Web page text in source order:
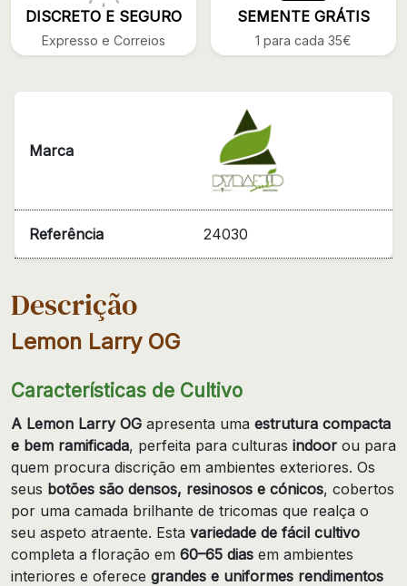
DISCRETO E SEGURO
Expresso e Correios
SEMENTE GRÁTIS
1 para cada 35€
Marca
Referência 24030
Descrição
Lemon Larry OG
Características de Cultivo
A Lemon Larry OG apresenta uma estrutura compacta
e bem ramificada, perfeita para culturas indoor ou para
quem procura discrição em ambientes exteriores. Os
seus botões são densos, resinosos e cónicos, cobertos
por uma camada brilhante de tricomas que realça o
seu aspeto atraente. Esta variedade de fácil cultivo
completa a floração em 60–65 dias em ambientes
interiores e oferece grandes e uniformes rendimentos